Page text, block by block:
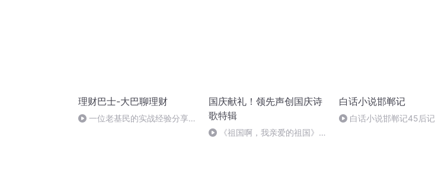
理财巴士-大巴聊理财
一位老基民的实战经验分享
国庆献礼！领先声创国庆诗
歌特辑
《祖国啊，我亲爱的祖国》温
白话小说邯郸记
白话小说邯郸记45后记